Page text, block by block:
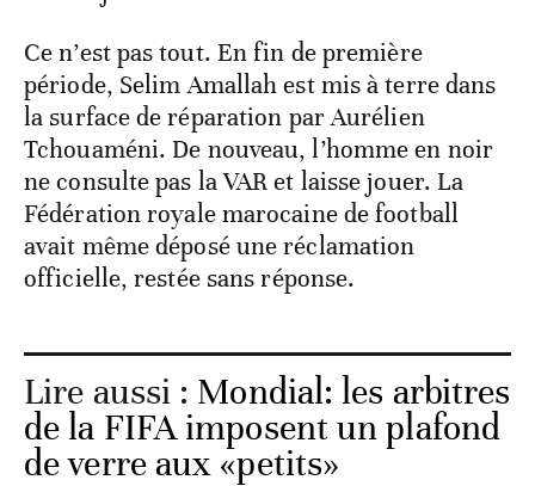
Ce n’est pas tout. En fin de première
période, Selim Amallah est mis à terre dans
la surface de réparation par Aurélien
Tchouaméni. De nouveau, l’homme en noir
ne consulte pas la VAR et laisse jouer. La
Fédération royale marocaine de football
avait même déposé une réclamation
officielle, restée sans réponse.
Lire aussi : Mondial: les arbitres
de la FIFA imposent un plafond
de verre aux «petits»